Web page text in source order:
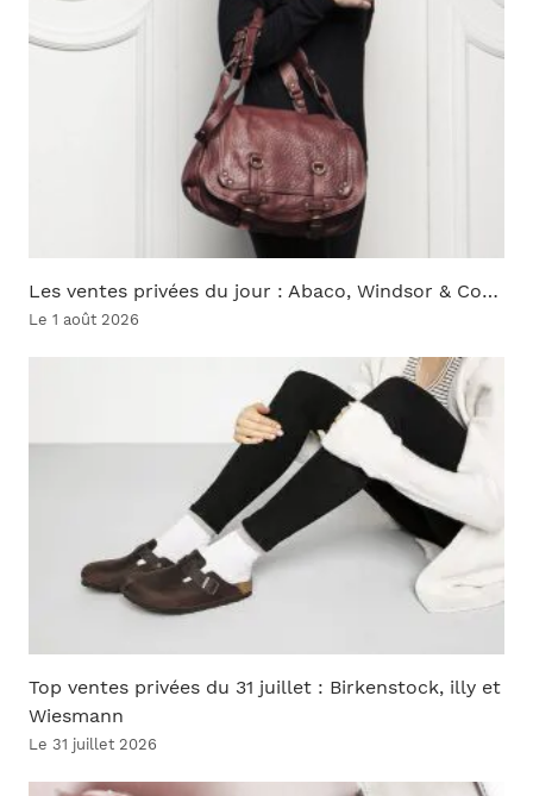
Les ventes privées du jour : Abaco, Windsor & Co…
Le 1 août 2026
Top ventes privées du 31 juillet : Birkenstock, illy et
Wiesmann
Le 31 juillet 2026